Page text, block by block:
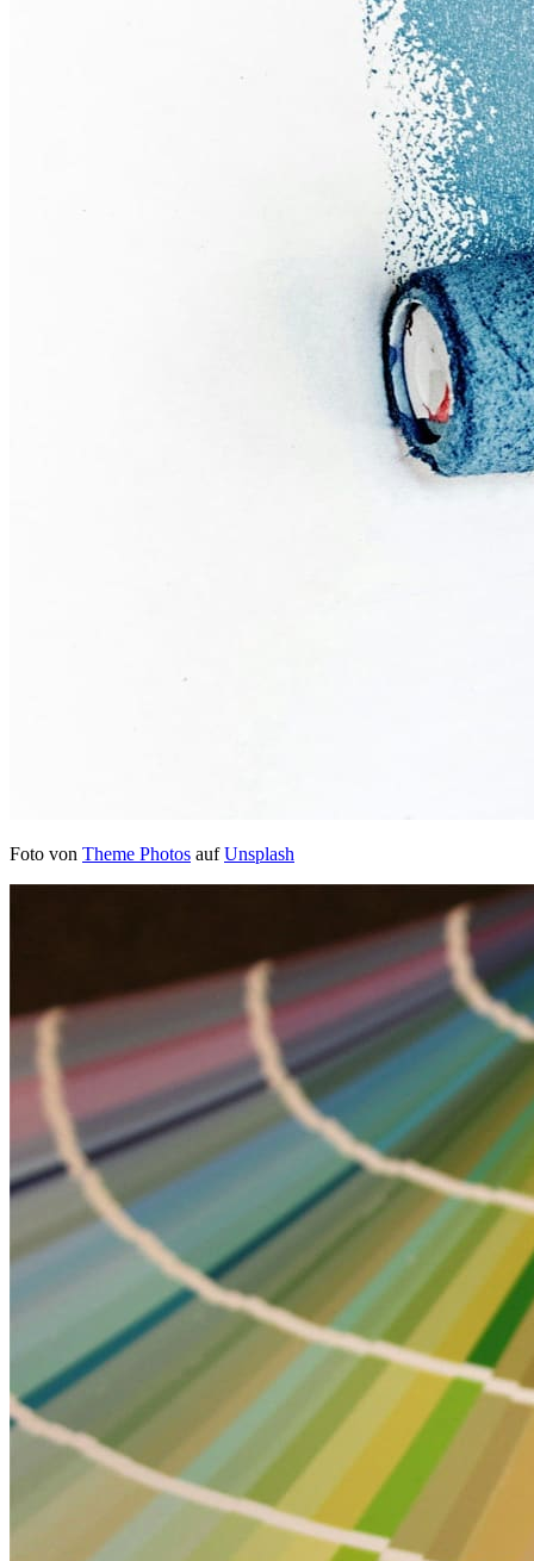
Foto von Theme Photos aufUnsplash